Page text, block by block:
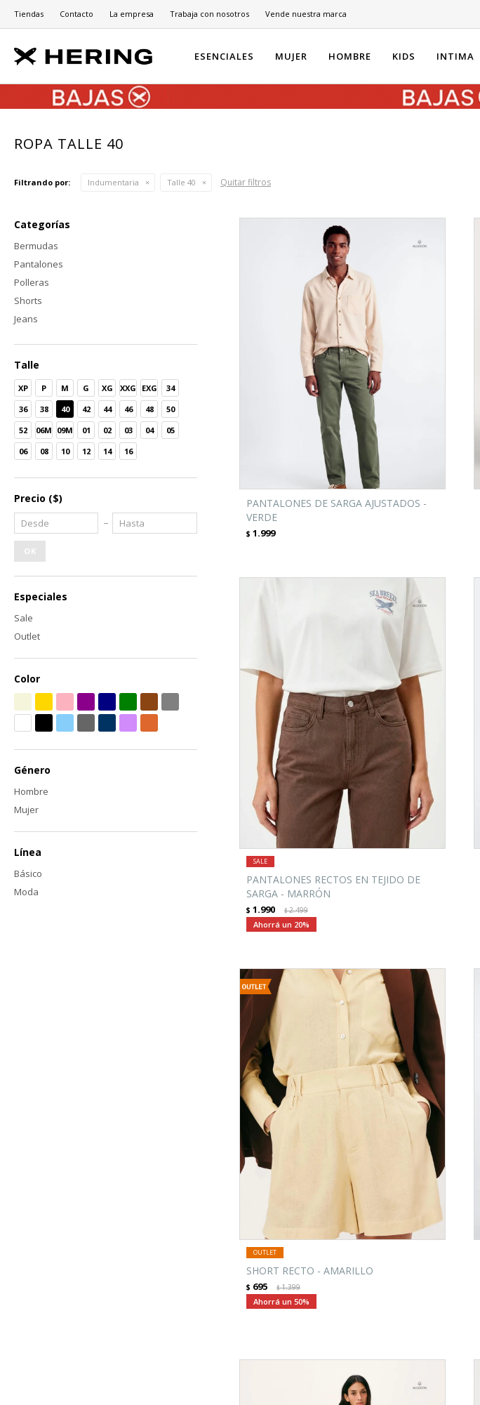
ESENCIALES MUJER HOMBRE KIDS INTIMA
Tiendas Contacto La empresa Trabaja con nosotros Vende nuestra marca
ROPA TALLE 40
Filtrando por: Indumentaria Talle 40 Quitar filtros
PANTALONES DE SARGA AJUSTADOS -
VERDE
$ 1.999
PANTALONES RECTOS EN TEJIDO DE
SARGA - MARRÓN
$ 1.990 $2.499
20
SHORT RECTO - AMARILLO
$ 695 $1.399
50
Categorías
Bermudas
Pantalones
Polleras
Shorts
Jeans
Talle
XP P M G XG XXG EXG
34
36
38 40 42 44 46 48
50
52
06M 09M 01 02 03 04
05
06
08 10 12 14 16
Precio ($)
OK
Especiales
Sale
Outlet
Color
Género
Hombre
Mujer
Línea
Básico
Moda